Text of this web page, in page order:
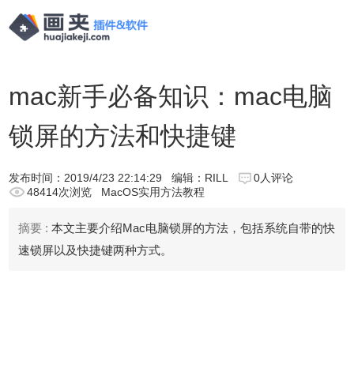
mac新手必备知识：mac电脑
锁屏的方法和快捷键
发布时间： 2019/4/23 22:14:29 编辑：RILL
0人评论
48414次浏览
MacOS实用方法教程
摘要 : 本文主要介绍Mac电脑锁屏的方法，包括系统自带的快
速锁屏以及快捷键两种方式。